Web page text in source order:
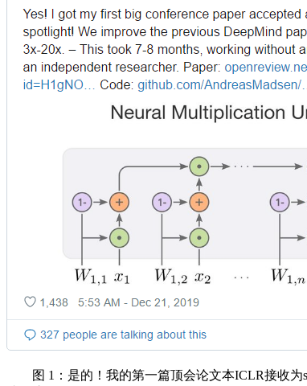
图 1：是的！我的第一篇顶会论文本ICLR接收为